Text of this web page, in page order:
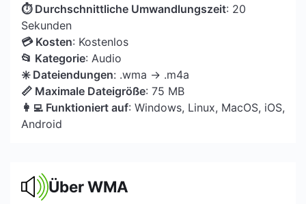
⏱ Durchschnittliche Umwandlungszeit: 20
Sekunden
💳 Kosten: Kostenlos
📂 Kategorie: Audio
✳️ Dateiendungen: .wma → .m4a
📏 Maximale Dateigröße: 75 MB
👩‍💻 Funktioniert auf: Windows, Linux, MacOS, iOS,
Android
Über WMA